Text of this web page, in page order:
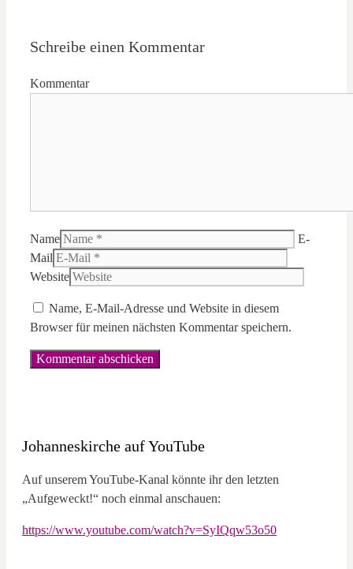
Schreibe einen Kommentar
Kommentar
Name
E-
Mail
Website
Name, E-Mail-Adresse und Website in diesem
Browser für meinen nächsten Kommentar speichern.
Johanneskirche auf YouTube
Auf unserem YouTube-Kanal könnte ihr den letzten
„Aufgeweckt!“ noch einmal anschauen:
https://www.youtube.com/watch?v=SyIQqw53o50